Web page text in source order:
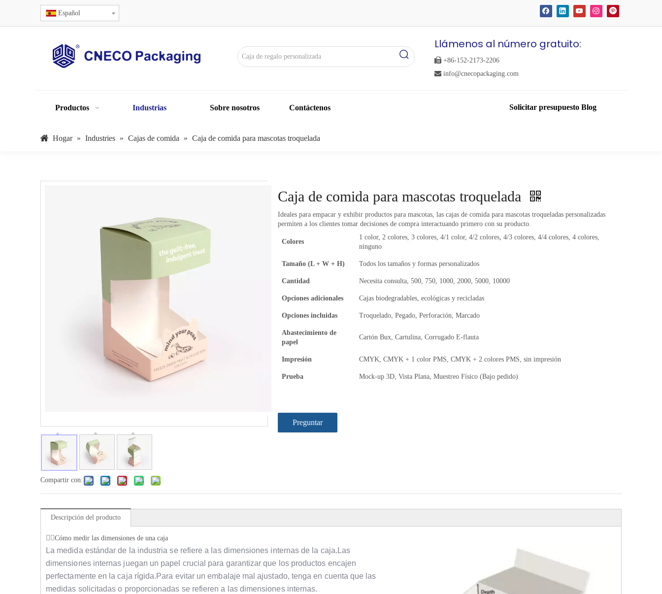
Español
Llámenos al número gratuito:
 +86-152-2173-2206
 info@cnecopackaging.com
Productos Industrias Sobre nosotros Contáctenos Solicitar presupuesto Blog
Hogar » Industries » Cajas de comida » Caja de comida para mascotas troquelada
Compartir con:
Caja de comida para mascotas troquelada
Ideales para empacar y exhibir productos para mascotas, las cajas de comida para mascotas troqueladas personalizadas
permiten a los clientes tomar decisiones de compra interactuando primero con su producto.
Colores
1 color, 2 colores, 3 colores, 4/1 color, 4/2 colores, 4/3 colores, 4/4 colores, 4 colores,
ninguno
Tamaño (L + W + H) Todos los tamaños y formas personalizados
Cantidad Necesita consulta, 500, 750, 1000, 2000, 5000, 10000
Opciones adicionales Cajas biodegradables, ecológicas y recicladas
Opciones incluidas Troquelado, Pegado, Perforación, Marcado
Abastecimiento de
papel
Cartón Bux, Cartulina, Corrugado E-flauta
Impresión CMYK, CMYK + 1 color PMS, CMYK + 2 colores PMS, sin impresión
Prueba Mock-up 3D, Vista Plana, Muestreo Físico (Bajo pedido)
Preguntar
Descripción del producto
Cómo medir las dimensiones de una caja
La medida estándar de la industria se refiere a las dimensiones internas de la caja.Las
dimensiones internas juegan un papel crucial para garantizar que los productos encajen
perfectamente en la caja rígida.Para evitar un embalaje mal ajustado, tenga en cuenta que las
medidas solicitadas o proporcionadas se refieren a las dimensiones internas.